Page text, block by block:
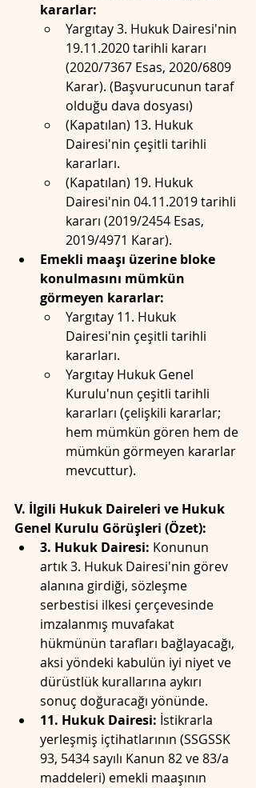
kararlar:
Yargıtay 3. Hukuk Dairesi'nin
19.11.2020 tarihli kararı
(2020/7367 Esas, 2020/6809
Karar). (Başvurucunun taraf
olduğu dava dosyası)
(Kapatılan) 13. Hukuk
Dairesi'nin çeşitli tarihli
kararları.
(Kapatılan) 19. Hukuk
Dairesi'nin 04.11.2019 tarihli
kararı (2019/2454 Esas,
2019/4971 Karar).
Emekli maaşı üzerine bloke
konulmasını mümkün
görmeyen kararlar:
Yargıtay 11. Hukuk
Dairesi'nin çeşitli tarihli
kararları.
Yargıtay Hukuk Genel
Kurulu'nun çeşitli tarihli
kararları (çelişkili kararlar;
hem mümkün gören hem de
mümkün görmeyen kararlar
mevcuttur).
V. İlgili Hukuk Daireleri ve Hukuk
Genel Kurulu Görüşleri (Özet):
3. Hukuk Dairesi: Konunun
artık 3. Hukuk Dairesi'nin görev
alanına girdiği, sözleşme
serbestisi ilkesi çerçevesinde
imzalanmış muvafakat
hükmünün tarafları bağlayacağı,
aksi yöndeki kabulün iyi niyet ve
dürüstlük kurallarına aykırı
sonuç doğuracağı yönünde.
11. Hukuk Dairesi: İstikrarla
yerleşmiş içtihatlarının (SSGSSK
93, 5434 sayılı Kanun 82 ve 83/a
maddeleri) emekli maaşının